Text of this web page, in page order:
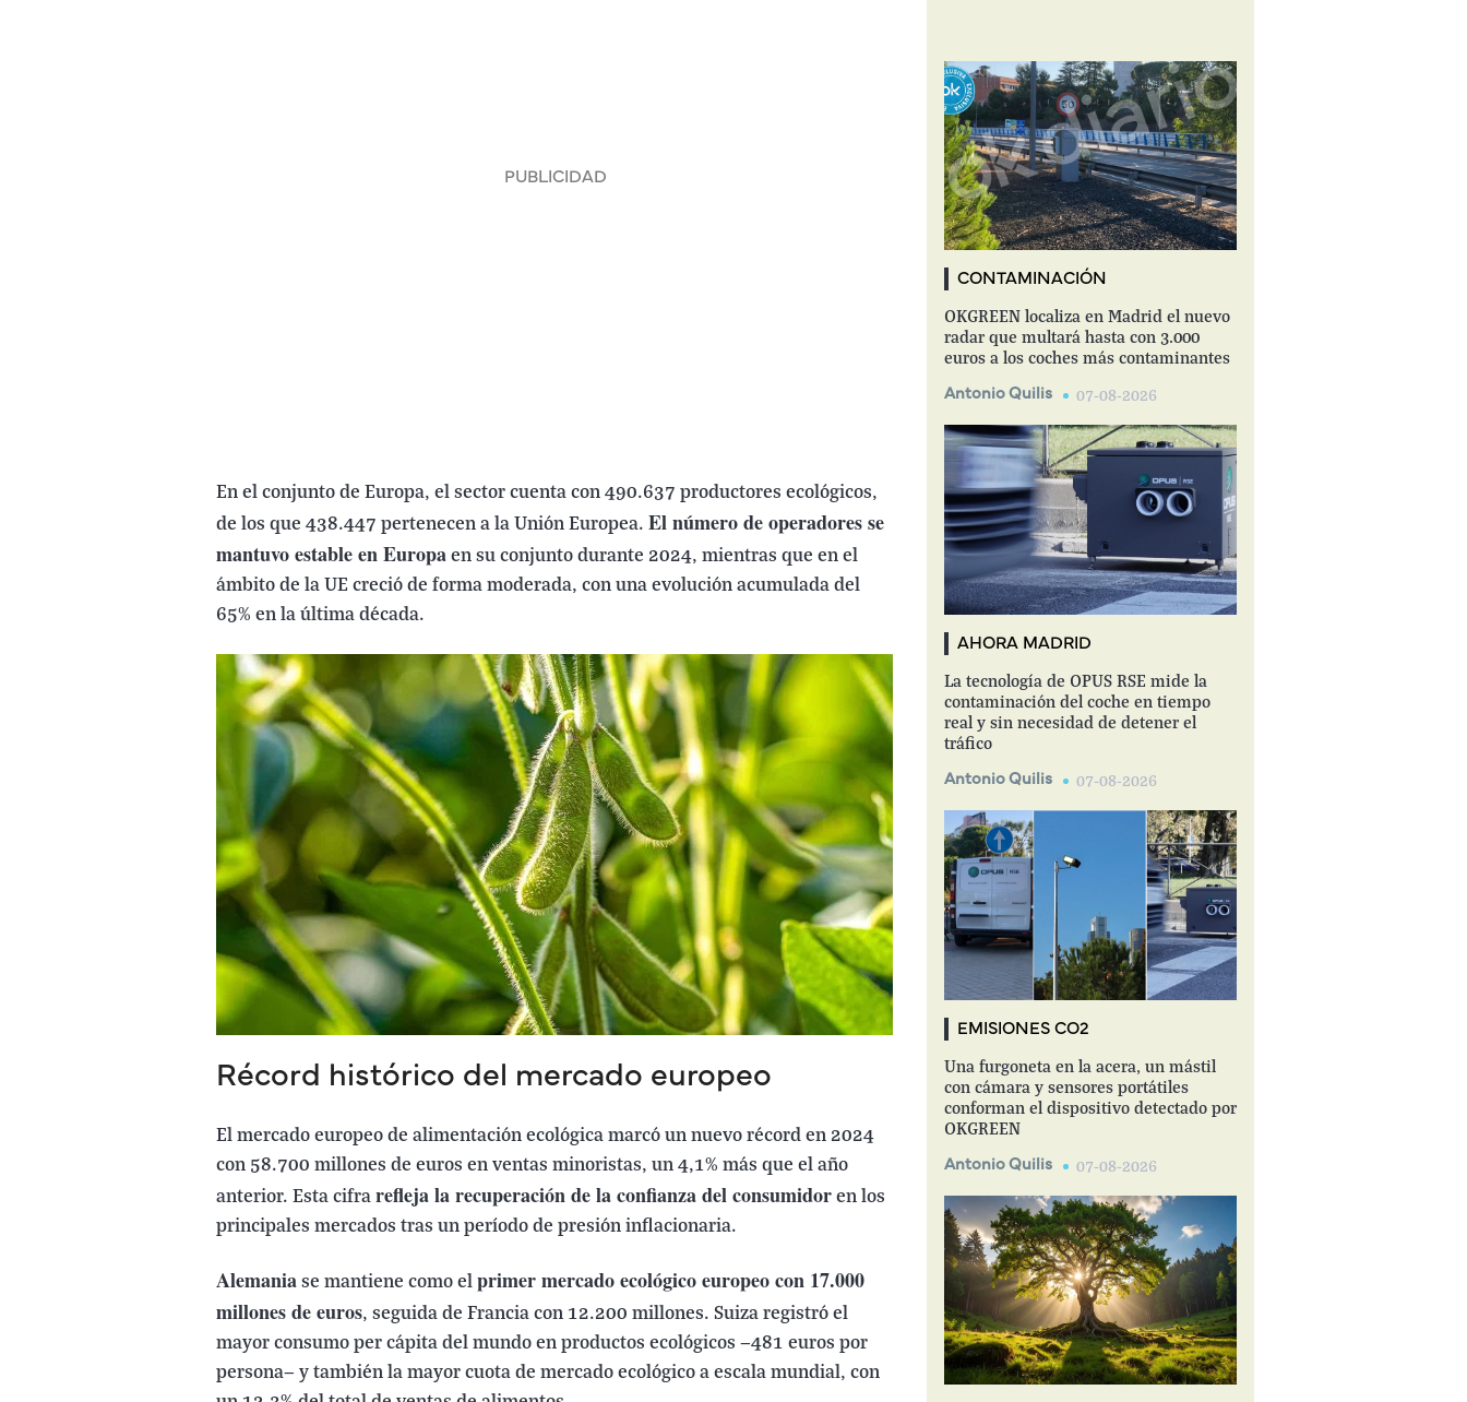
En el conjunto de Europa, el sector cuenta con 490.637 productores ecológicos,
de los que 438.447 pertenecen a la Unión Europea. El número de operadores se
mantuvo estable en Europa en su conjunto durante 2024, mientras que en el
ámbito de la UE creció de forma moderada, con una evolución acumulada del
65% en la última década.
Récord histórico del mercado europeo
El mercado europeo de alimentación ecológica marcó un nuevo récord en 2024
con 58.700 millones de euros en ventas minoristas, un 4,1% más que el año
anterior. Esta cifra refleja la recuperación de la confianza del consumidor en los
principales mercados tras un período de presión inflacionaria.
Alemania se mantiene como el primer mercado ecológico europeo con 17.000
millones de euros, seguida de Francia con 12.200 millones. Suiza registró el
mayor consumo per cápita del mundo en productos ecológicos —481 euros por
persona— y también la mayor cuota de mercado ecológico a escala mundial, con
CONTAMINACIÓN
OKGREEN localiza en Madrid el nuevo
radar que multará hasta con 3.000
euros a los coches más contaminantes
Antonio Quilis 07-08-2026
AHORA MADRID
La tecnología de OPUS RSE mide la
contaminación del coche en tiempo
real y sin necesidad de detener el
tráfico
Antonio Quilis 07-08-2026
EMISIONES CO2
Una furgoneta en la acera, un mástil
con cámara y sensores portátiles
conforman el dispositivo detectado por
OKGREEN
Antonio Quilis 07-08-2026